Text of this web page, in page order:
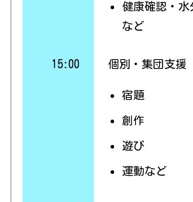
健康確認・水
など
15:00 個別・集団支援
宿題
創作
遊び
運動など